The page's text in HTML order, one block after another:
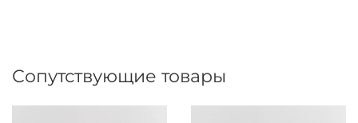
Сопутствующие товары